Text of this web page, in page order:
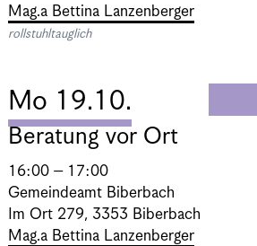
Mag.a Bettina Lanzenberger
rollstuhltauglich
Mo 19.10.
Beratung vor Ort
16:00 – 17:00
Gemeindeamt Biberbach
Im Ort 279, 3353 Biberbach
Mag.a Bettina Lanzenberger